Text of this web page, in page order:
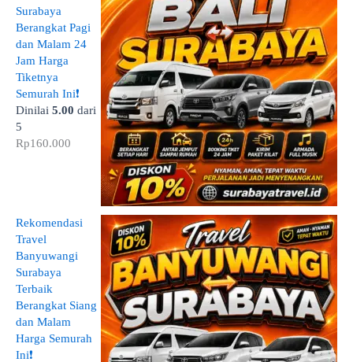
Surabaya
Berangkat Pagi
dan Malam 24
Jam Harga
Tiketnya
Semurah Ini❗
Dinilai 5.00 dari
5
Rp160.000
Rekomendasi
Travel
Banyuwangi
Surabaya
Terbaik
Berangkat Siang
dan Malam
Harga Semurah
Ini❗